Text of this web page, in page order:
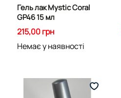
Гель лак Mystic Coral
GP46 15 мл
215,00 грн
Немає у наявності